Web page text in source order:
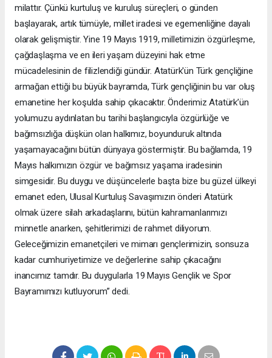
milattır. Çünkü kurtuluş ve kuruluş süreçleri, o günden
başlayarak, artık tümüyle, millet iradesi ve egemenliğine dayalı
olarak gelişmiştir. Yine 19 Mayıs 1919, milletimizin özgürleşme,
çağdaşlaşma ve en ileri yaşam düzeyini hak etme
mücadelesinin de filizlendiği gündür. Atatürk'ün Türk gençliğine
armağan ettiği bu büyük bayramda, Türk gençliğinin bu var oluş
emanetine her koşulda sahip çıkacaktır. Önderimiz Atatürk’ün
yolumuzu aydınlatan bu tarihi başlangıcıyla özgürlüğe ve
bağımsızlığa düşkün olan halkımız, boyunduruk altında
yaşamayacağını bütün dünyaya göstermiştir. Bu bağlamda, 19
Mayıs halkımızın özgür ve bağımsız yaşama iradesinin
simgesidir. Bu duygu ve düşüncelerle başta bize bu güzel ülkeyi
emanet eden, Ulusal Kurtuluş Savaşımızın önderi Atatürk
olmak üzere silah arkadaşlarını, bütün kahramanlarımızı
minnetle anarken, şehitlerimizi de rahmet diliyorum.
Geleceğimizin emanetçileri ve mimarı gençlerimizin, sonsuza
kadar cumhuriyetimize ve değerlerine sahip çıkacağını
inancımız tamdır. Bu duygularla 19 Mayıs Gençlik ve Spor
Bayramımızı kutluyorum” dedi.